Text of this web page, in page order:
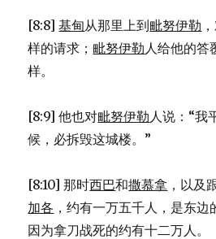
[8:8]基甸从那里上到毗努伊勒
样的请求； 毗努伊勒人给他的答
样。
[8:9] 他也对毗努伊勒人说：“我
候，必拆毁这城楼。”
[8:10] 那时西巴和撒慕拿 ，以及
加各 ，约有一万五千人，是东边
因为拿刀战死的约有十二万人。